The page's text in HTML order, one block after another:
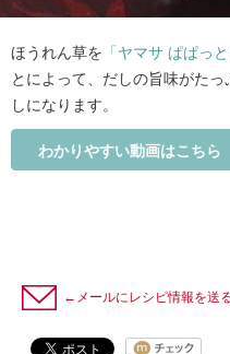
ほうれん草を 「ヤマサ ぱぱっ
とによって、だしの旨味がた
しになります。
わかりやすい動画はこちら
←メールにレシピ情報を送